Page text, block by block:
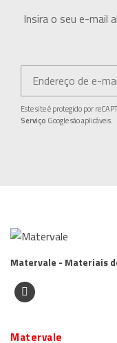
Insira o seu e-mail
Este site é protegido por
Serviço Google são aplicáveis.
Matervale - Materiais
Matervale